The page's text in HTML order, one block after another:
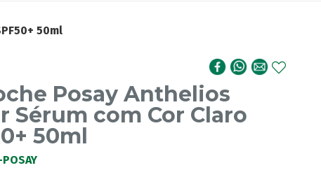
50ml
Posay Anthelios
Sérum com Cor Claro
50ml